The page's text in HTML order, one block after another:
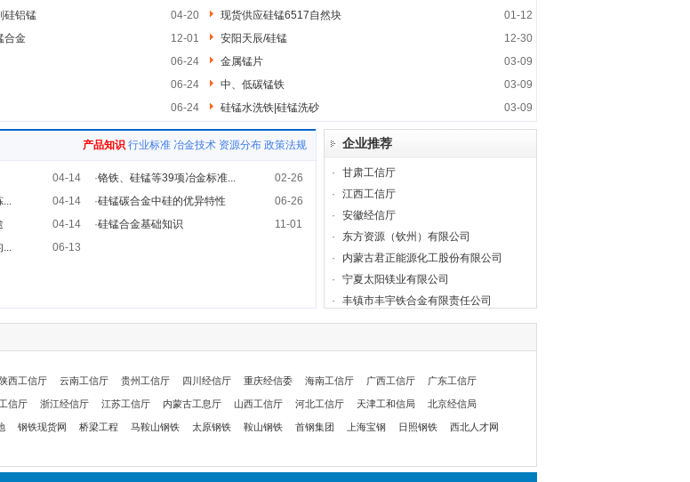
硅铝锰
04-20
合金
12-01
06-24
06-24
06-24
现货供应硅锰6517自然块
01-12
安阳天辰/硅锰
12-30
金属锰片
03-09
中、低碳锰铁
03-09
硅锰水洗铁|硅锰洗砂
03-09
产品知识 行业标准 冶金技术 资源分布 政策法规
04-14
...
04-14
04-14
... 06-13
·铬铁、硅锰等39项冶金标准...
02-26
·硅锰碳合金中硅的优异特性
06-26
·硅锰合金基础知识 11-01
企业推荐
·
甘肃工信厅
·
江西工信厅
·
安徽经信厅
·
东方资源（钦州）有限公司
·
内蒙古君正能源化工股份有限公司
·
宁夏太阳镁业有限公司
·
丰镇市丰宇铁合金有限责任公司
西工信厅 云南工信厅 贵州工信厅 四川经信厅 重庆经信委 海南工信厅 广西工信厅 广东工信厅
信厅 浙江经信厅 江苏工信厅 内蒙古工息厅 山西工信厅 河北工信厅 天津工和信局 北京经信局
钢铁现货网 桥梁工程 马鞍山钢铁 太原钢铁 鞍山钢铁 首钢集团 上海宝钢 日照钢铁 西北人才网